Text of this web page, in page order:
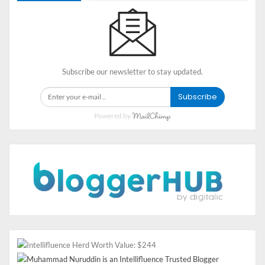
3. SSD NVMe Super Cepat
Penyimpanan yang cepat adalah salah satu faktor
penting dalam menentukan kecepatan sebuah komputer.
SSD NVMe terbaru menawarkan kecepatan baca/tulis
yang jauh lebih tinggi dibandingkan HDD dan SSD SATA.
Pilihan SSD terbaik di tahun ini antara lain:
– Kecepatan baca hingga 7.450
WD Black SN850X
gaming dan tugas berat lainnya.
4. Monitor dengan Refresh
Rate Tinggi
Monitor dengan refresh rate tinggi menjadi pilihan
Subscribe our newsletter to stay updated.
Subscribe
Powered by